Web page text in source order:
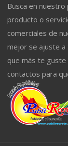
Busca en
producto o
comerciales de
mejor se ajuste a
que más te guste
contactos para